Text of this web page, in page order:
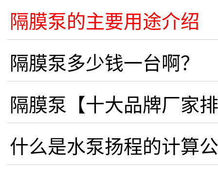
隔膜泵的主要用途介绍
隔膜泵多少钱一台啊？
隔膜泵【十大品牌厂家
什么是水泵扬程的计算